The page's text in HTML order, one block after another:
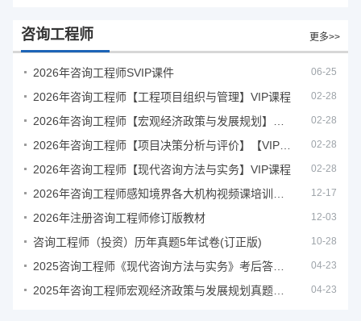
咨询工程师 更多>>
2026年咨询工程师SVIP课件 06-25
2026年咨询工程师【工程项目组织与管理】VIP课程 02-28
02-28
02-28
2026年咨询工程师【现代咨询方法与实务】VIP课程 02-28
12-17
2026年注册咨询工程师修订版教材 12-03
咨询工程师（投资）历年真题5年试卷(订正版) 10-28
04-23
04-23